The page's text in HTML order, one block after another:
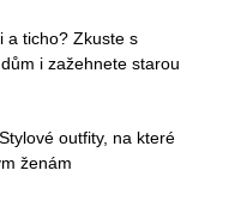
a ticho? Zkuste s
i zažehnete starou
outfity, na které
ženám